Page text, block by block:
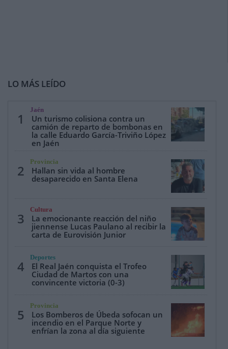
LO MÁS LEÍDO
1
Jaén
Un turismo colisiona contra un
camión de reparto de bombonas en
la calle Eduardo García-Triviño López
en Jaén
2
Provincia
Hallan sin vida al hombre
desaparecido en Santa Elena
3
Cultura
La emocionante reacción del niño
jiennense Lucas Paulano al recibir la
carta de Eurovisión Junior
4
Deportes
El Real Jaén conquista el Trofeo
Ciudad de Martos con una
convincente victoria (0-3)
5
Provincia
Los Bomberos de Úbeda sofocan un
incendio en el Parque Norte y
enfrían la zona al día siguiente